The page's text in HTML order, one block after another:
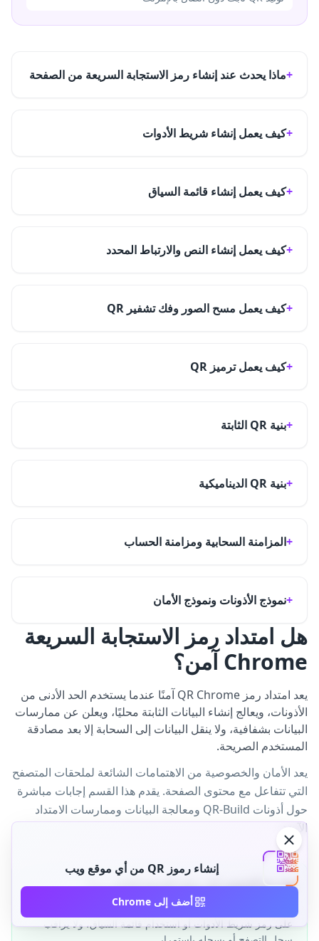
ماذا يحدث عند إنشاء رمز الاستجابة السريعة من الصفحة
كيف يعمل إنشاء شريط الأدوات
كيف يعمل إنشاء قائمة السياق
كيف يعمل إنشاء النص والارتباط المحدد
كيف يعمل مسح الصور وفك تشفير QR
كيف يعمل ترميز QR
بنية QR الثابتة
بنية QR الديناميكية
المزامنة السحابية ومزامنة الحساب
نموذج الأذونات ونموذج الأمان
هل امتداد رمز الاستجابة السريعة
Chrome آمن؟
يعد امتداد رمز QR Chrome آمنًا عندما يستخدم الحد الأدنى من
الأذونات، ويعالج إنشاء البيانات الثابتة محليًا، ويعلن عن ممارسات
البيانات بشفافية، ولا ينقل البيانات إلى السحابة إلا بعد مصادقة
المستخدم الصريحة.
يعد الأمان والخصوصية من الاهتمامات الشائعة لملحقات المتصفح
التي تتفاعل مع محتوى الصفحة. يقدم هذا القسم إجابات مباشرة
حول أذونات QR-Build ومعالجة البيانات وممارسات الامتداد
الآمنة.
هل يقرأ الملحق كل سجل التصفح الخاص بي؟
لا. يقرأ QR-Build عنوان علامة التبويب النشطة فقط عند النقر
على رمز شريط الأدوات أو استخدام قائمة السياق، ولا يراقب
إنشاء رموز QR من أي موقع ويب
أضف إلى Chrome